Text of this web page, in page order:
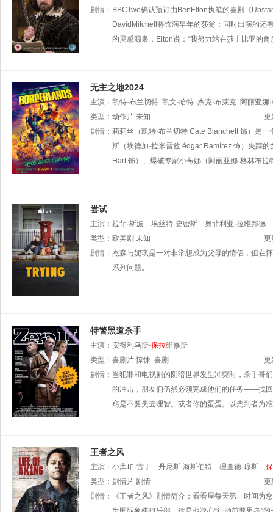
剧情： BBCTwo确认预订由BenElton执笔的喜剧《
DavidMitchell将饰演早年的莎翁；同时出演的还
的灵感源泉，Elton说：“我努力站在莎士比亚的
无主之地2024
主演： 凯特·布兰切特 凯文·哈特 杰克·布莱克 阿丽亚娜
万卡 奥利维尔·里希特斯
本·戴维
斯
类型： 动作片 未知
更
剧情： 莉莉丝（凯特·布兰切特 Cate Blanchett 饰）是
斯（埃德加·拉米雷兹 édgar Ramírez 饰）失踪
Hart 饰）、爆破专家小蒂娜（阿丽亚娜·格林布
尝试
主演： 拉菲·斯波 埃丝特·史密斯
奥菲利亚·拉维邦德
克劳林
罗德里克·史密斯
戴安娜·波
埃敦
贾斯汀·米切尔 安伯·阿迦 科林·梅斯 卡瑞娜·
类型： 欧美剧 未知
更
剧情： 杰森与妮琪是一对非常想成为父母的情侣，但在
系列问题。
特警黑道杀手
主演： 安得利乌斯·保拉维修斯
类型： 喜剧片 惊悚 喜剧
更
剧情： 当犯罪和电视剧的阴暗世界发生冲突时，杀手哥
的冲击，朋友们仍然必须完成他们的任务——找
窍是不要失去理智。或者你的蛋蛋。以先到者为
王者之风
主演： 小库珀·古丁 丹尼斯·海斯伯特 理查德·琼斯
类型： 剧情片 剧情
更
剧情：
《王者之风》剧情简介：看看屋每天第一时间